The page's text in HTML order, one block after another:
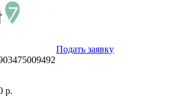
Подать заявку
р.